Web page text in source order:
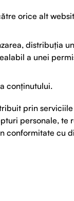
orice alt
distribuția
a unei
conținutului.
prin
personale, te
conformitate cu